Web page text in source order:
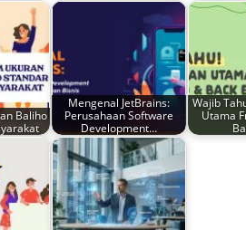
Baliho
Mengenal JetBrains:
Perusahaan Software
Development…
Wajib
Utama